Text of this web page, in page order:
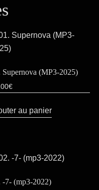
Supernova (MP3-2025)
€
au panier
-7- (mp3-2022)